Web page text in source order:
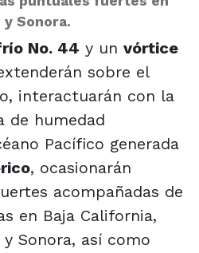
Sonora.
No. 44 y un vórtice
sobre el
interactuarán con la
de humedad
Pacífico generada
, ocasionarán
acompañadas de
en Baja California,
Sonora, así como